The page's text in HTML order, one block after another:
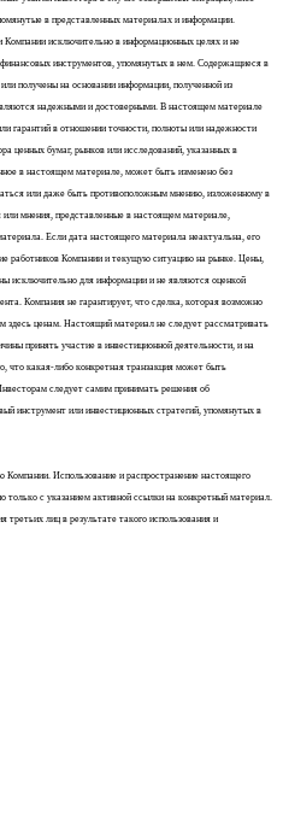
в представленных материалах и информации.
исключительно в информационных целях и не
инструментов, упомянутых в нем. Содержащиеся в
получены на основании информации, полученной из
надежными и достоверными. В настоящем материале
гарантий в отношении точности, полноты или надежности
ценных бумаг, рынков или исследований, указанных в
в настоящем материале, может быть изменено без
или даже быть противоположным мнению, изложенному в
мнения, представленные в настоящем материале,
Если дата настоящего материала неактуальна, его
работников Компании и текущую ситуацию на рынке. Цены,
исключительно для информации и не являются оценкой
Компания не гарантирует, что сделка, которая возможно
здесь ценам. Настоящий материал не следует рассматривать
принять участие в инвестиционной деятельности, и на
что какая-либо конкретная транзакция может быть
следует самим принимать решения об
инструмент или инвестиционных стратегий, упомянутых в
Использование и распространение настоящего
только с указанием активной ссылки на конкретный материал.
третьих лиц в результате такого использования и